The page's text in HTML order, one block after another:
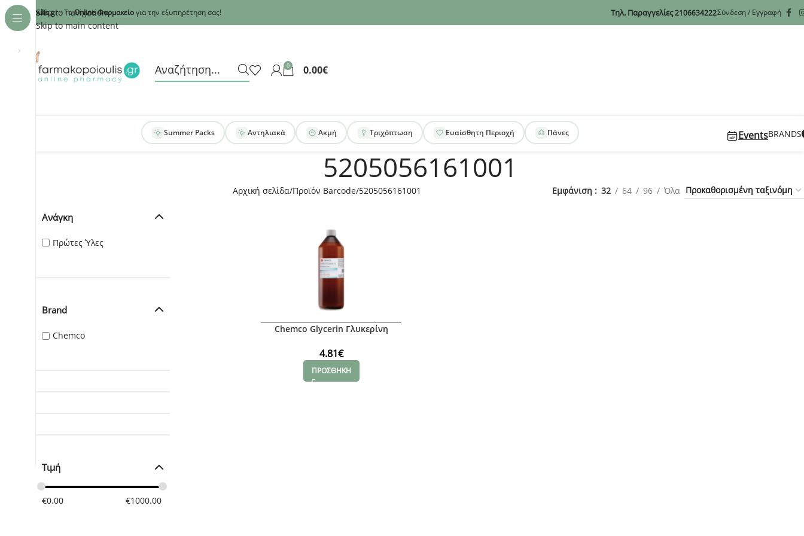
Skip to navigation
Skip to main content
›
- ΤοOnline Φαρμακείογια την εξυπηρέτηση σας! Τηλ. Παραγγελίες2106634222Σύνδεση / Εγγραφή
0 0.00€
Summer Packs Αντηλιακά Ακμή Τριχόπτωση Ευαίσθητη Περιοχή Πάνες EventsBRANDS
5205056161001
Ανάγκη
Πρώτες Ύλες
Brand
Chemco
Τιμή
€0.00 €1000.00
Αρχική σελίδα Προϊόν Barcode 5205056161001 Εμφάνιση 32 64 96 Όλα
Chemco Glycerin Γλυκερίνη
4.81€
ΠΡΟΣΘΗΚΗ